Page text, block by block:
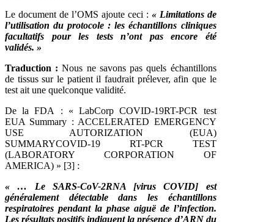
Le document de l’OMS ajoute ceci : « Limitations de
l’utilisation du protocole : les échantillons cliniques
facultatifs pour les tests n’ont pas encore été
validés. »
Traduction :Nous ne savons pas quels échantillons
de tissus sur le patient il faudrait prélever, afin que le
test ait une quelconque validité.
De la FDA : « LabCorp COVID-19RT-PCR test
EUA Summary : ACCELERATED EMERGENCY
USE AUTORIZATION (EUA)
SUMMARYCOVID-19 RT-PCR TEST
(LABORATORY CORPORATION OF
AMERICA) » [3] :
« … Le SARS-CoV-2RNA [virus COVID] est
généralement détectable dans les échantillons
respiratoires pendant la phase aiguë de l’infection.
Les résultats positifs indiquent la présence d’ARN du